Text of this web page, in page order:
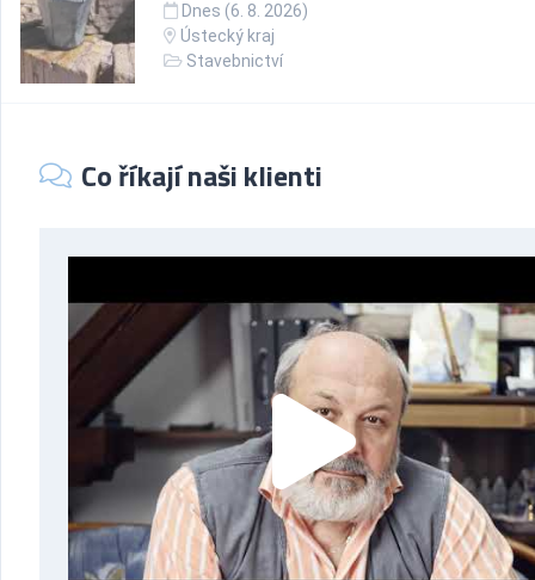
Dnes (6. 8. 2026)
Ústecký kraj
Stavebnictví
Co říkají naši klienti